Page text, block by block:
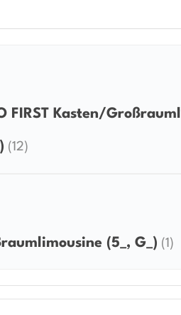
FIRST Kasten/
(12)
(5_, G_) (1)